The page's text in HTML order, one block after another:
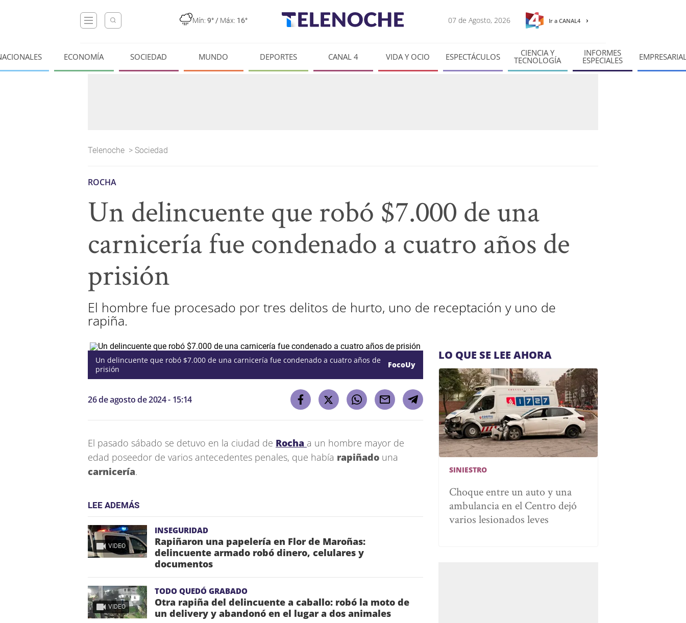
Mín: 9° / Máx: 16° 07 de Agosto, 2026 Ir a CANAL4
ECONOMÍA SOCIEDAD MUNDO DEPORTES CANAL 4 VIDA Y OCIO ESPECTÁCULOS CIENCIA Y
TECNOLOGÍA
INFORMES
ESPECIALES
Telenoche > Sociedad
ROCHA
Un delincuente que robó $7.000 de una
carnicería fue condenado a cuatro años de
prisión
El hombre fue procesado por tres delitos de hurto, uno de receptación y uno de
rapiña.
Un delincuente que robó $7.000 de una carnicería fue condenado a cuatro años de
prisión
FocoUy
26 de agosto de 2024 - 15:14
El pasado sábado se detuvo en la ciudad de Rocha a un hombre mayor de
edad poseedor de varios antecedentes penales, que había rapiñado una
carnicería.
LEE ADEMÁS
VIDEO
INSEGURIDAD
Rapiñaron una papelería en Flor de Maroñas:
delincuente armado robó dinero, celulares y
documentos
VIDEO
TODO QUEDÓ GRABADO
Otra rapiña del delincuente a caballo: robó la moto de
un delivery y abandonó en el lugar a dos animales
LO QUE SE LEE AHORA
SINIESTRO
Choque entre un auto y una
ambulancia en el Centro dejó
varios lesionados leves